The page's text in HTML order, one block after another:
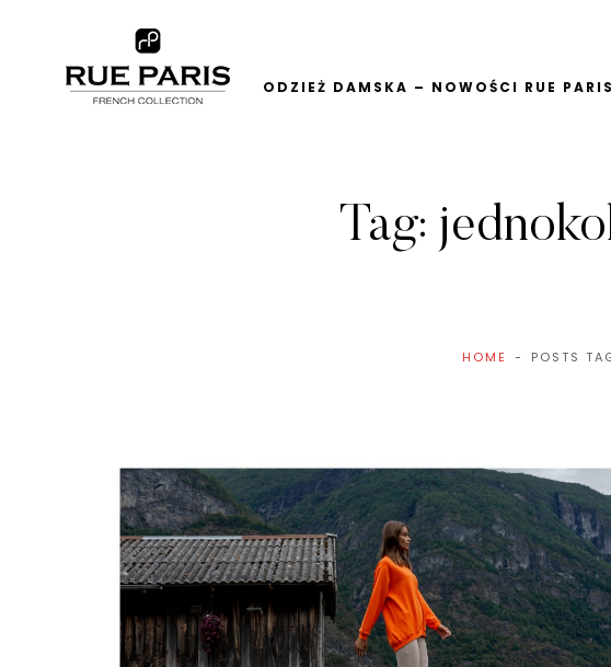
ODZIEŻ DAMSKA – NOWOŚCI RUE PARIS
Tag:
HOME POSTS